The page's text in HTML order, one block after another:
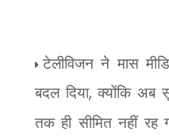
टेलीविजन ने मास
बदल दिया,क्योंकि अब
तक ही सीमित नहीं